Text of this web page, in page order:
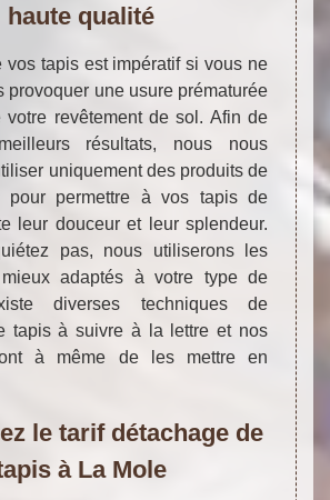
haute qualité
vos tapis est impératif si vous ne
provoquer une usure prématurée
votre revêtement de sol. Afin de
résultats, nous nous
uniquement des produits de
pour permettre à vos tapis de
leur douceur et leur splendeur.
pas, nous utiliserons les
adaptés à votre type de
diverses techniques de
tapis à suivre à la lettre et nos
à même de les mettre en
le tarif détachage de
à La Mole